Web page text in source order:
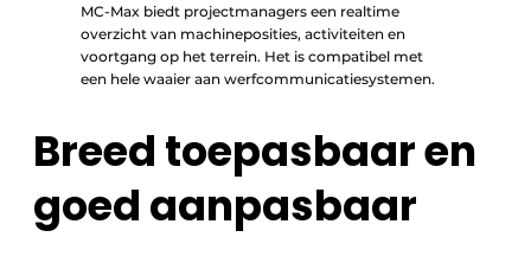
MC-Max biedt projectmanagers een realtime
overzicht van machineposities, activiteiten en
voortgang op het terrein. Het is compatibel met
een hele waaier aan werfcommunicatiesystemen.
Breed toepasbaar en
goed aanpasbaar